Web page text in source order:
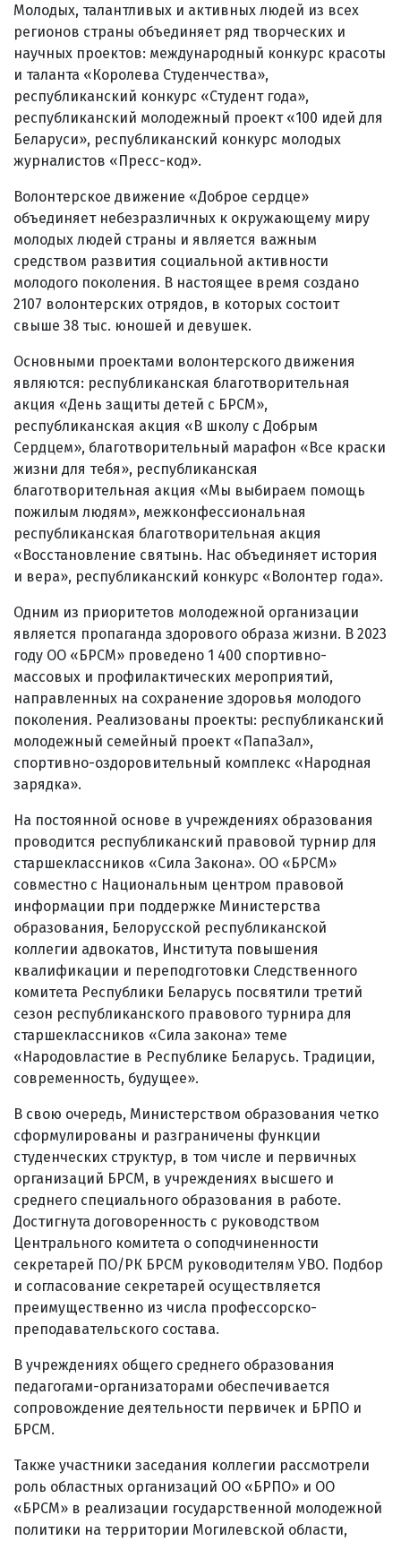
Молодых, талантливых и активных людей из всех
регионов страны объединяет ряд творческих и
научных проектов: международный конкурс красоты
и таланта «Королева Студенчества»,
республиканский конкурс «Студент года»,
республиканский молодежный проект «100 идей для
Беларуси», республиканский конкурс молодых
журналистов «Пресс-код».
Волонтерское движение «Доброе сердце»
объединяет небезразличных к окружающему миру
молодых людей страны и является важным
средством развития социальной активности
молодого поколения. В настоящее время создано
2107 волонтерских отрядов, в которых состоит
свыше 38 тыс. юношей и девушек.
Основными проектами волонтерского движения
являются: республиканская благотворительная
акция «День защиты детей с БРСМ»,
республиканская акция «В школу с Добрым
Сердцем», благотворительный марафон «Все краски
жизни для тебя», республиканская
благотворительная акция «Мы выбираем помощь
пожилым людям», межконфессиональная
республиканская благотворительная акция
«Восстановление святынь. Нас объединяет история
и вера», республиканский конкурс «Волонтер года».
Одним из приоритетов молодежной организации
является пропаганда здорового образа жизни. В 2023
году ОО «БРСМ» проведено 1 400 спортивно-
массовых и профилактических мероприятий,
направленных на сохранение здоровья молодого
поколения. Реализованы проекты: республиканский
молодежный семейный проект «ПапаЗал»,
спортивно-оздоровительный комплекс «Народная
зарядка».
На постоянной основе в учреждениях образования
проводится республиканский правовой турнир для
старшеклассников «Сила Закона». ОО «БРСМ»
совместно с Национальным центром правовой
информации при поддержке Министерства
образования, Белорусской республиканской
коллегии адвокатов, Института повышения
квалификации и переподготовки Следственного
комитета Республики Беларусь посвятили третий
сезон республиканского правового турнира для
старшеклассников «Сила закона» теме
«Народовластие в Республике Беларусь. Традиции,
современность, будущее».
В свою очередь, Министерством образования четко
сформулированы и разграничены функции
студенческих структур, в том числе и первичных
организаций БРСМ, в учреждениях высшего и
среднего специального образования в работе.
Достигнута договоренность с руководством
Центрального комитета о соподчиненности
секретарей ПО/РК БРСМ руководителям УВО. Подбор
и согласование секретарей осуществляется
преимущественно из числа профессорско-
преподавательского состава.
В учреждениях общего среднего образования
педагогами-организаторами обеспечивается
сопровождение деятельности первичек и БРПО и
БРСМ.
Также участники заседания коллегии рассмотрели
роль областных организаций ОО «БРПО» и ОО
«БРСМ» в реализации государственной молодежной
политики на территории Могилевской области,